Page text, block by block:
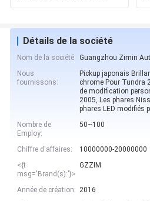
Détails de la société
Nom de la société
Guangzhou Zimin
Nous
fournissons:
Pickup japonais
chrome Pour Tundra
de modification
2005, Les phares
phares LED modifiés
Nombre de
Employ:
50~100
Chiffre d'affaires:
10000000-20000000
<{t
msg='Brand(s):'}>
GZZIM
Année de création: 2016